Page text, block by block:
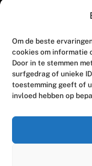
Om de beste
cookies om informatie
Door in te stemmen
surfgedrag of unieke
toestemming geeft of
invloed hebben op
Contact
Houttuinlaan 8
3447 GM